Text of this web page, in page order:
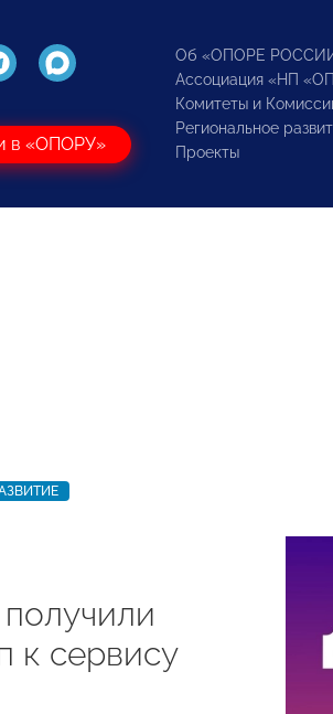
в «ОПОРУ»
Об «ОПОРЕ
Ассоциация «НП
Комитеты и
Региональное
Проекты
к сервису